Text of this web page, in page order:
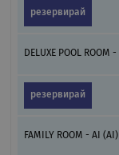
резервирай
DELUXE POOL ROOM -
резервирай
FAMILY ROOM - AI (AI)